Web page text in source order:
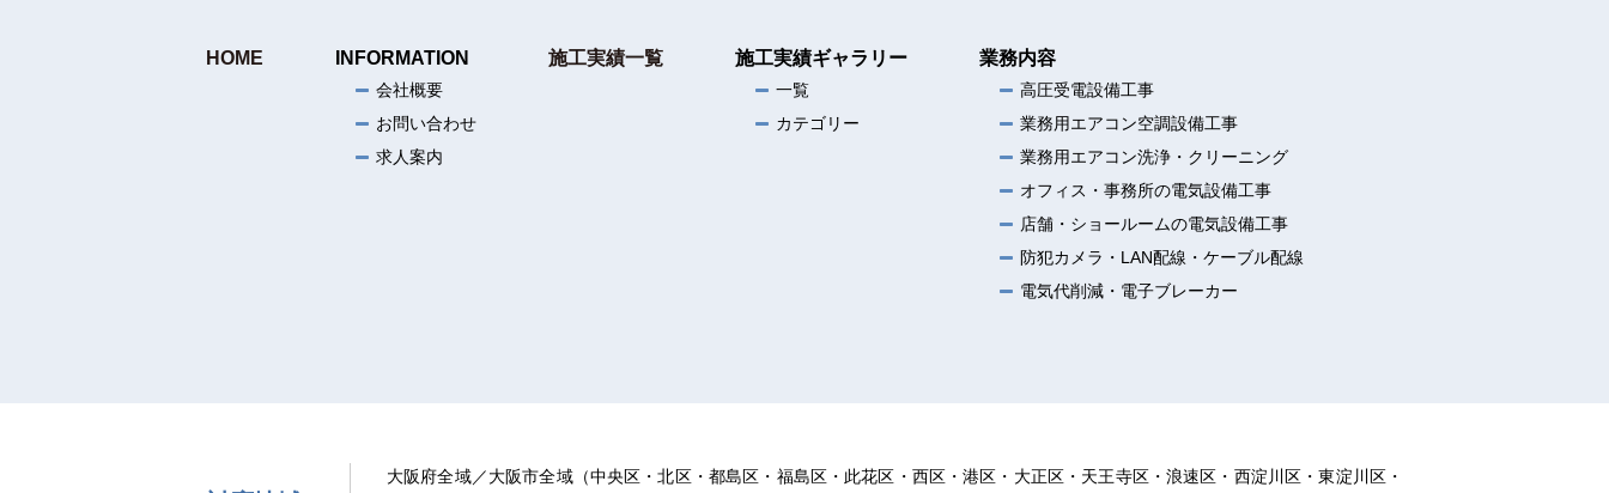
HOME INFORMATION
会社概要
お問い合わせ
求人案内
施工実績一覧 施工実績ギャラリー
一覧
カテゴリー
業務内容
高圧受電設備工事
業務用エアコン空調設備工事
業務用エアコン洗浄・クリーニング
オフィス・事務所の電気設備工事
店舗・ショールームの電気設備工事
防犯カメラ・LAN配線・ケーブル配線
電気代削減・電子ブレーカー
大阪府全域／大阪市全域（中央区・北区・都島区・福島区・此花区・西区・港区・大正区・天王寺区・浪速区・西淀川区・東淀川区・